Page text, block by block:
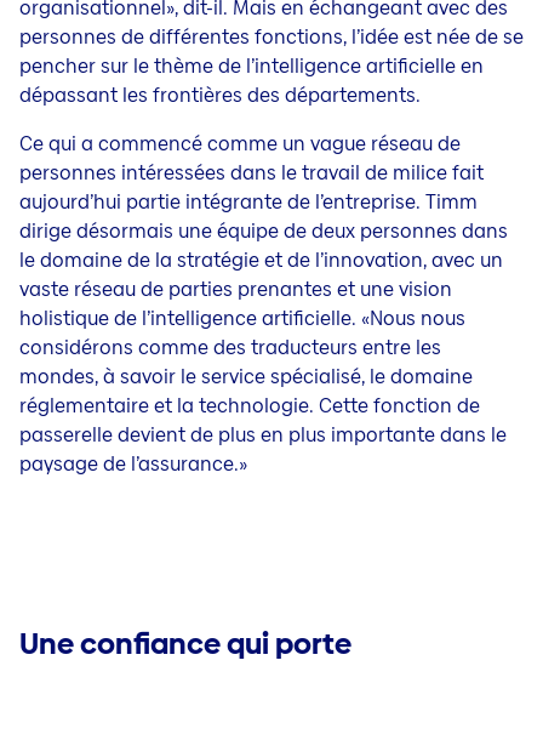
organisationnel», dit-il. Mais en échangeant avec des
personnes de différentes fonctions, l’idée est née de se
pencher sur le thème de l’intelligence artificielle en
dépassant les frontières des départements.
Ce qui a commencé comme un vague réseau de
personnes intéressées dans le travail de milice fait
aujourd’hui partie intégrante de l’entreprise. Timm
dirige désormais une équipe de deux personnes dans
le domaine de la stratégie et de l’innovation, avec un
vaste réseau de parties prenantes et une vision
holistique de l’intelligence artificielle. «Nous nous
considérons comme des traducteurs entre les
mondes, à savoir le service spécialisé, le domaine
réglementaire et la technologie. Cette fonction de
passerelle devient de plus en plus importante dans le
paysage de l’assurance.»
Une confiance qui porte